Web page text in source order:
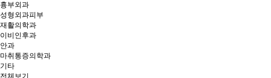
흉부외과
성형외과피부
재활의학과
이비인후과
안과
마취통증의학과
기타